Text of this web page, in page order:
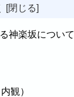
神楽坂について
観）